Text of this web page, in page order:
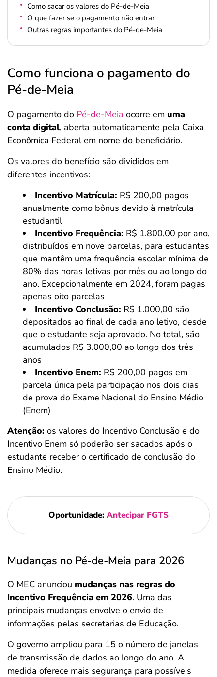
Como sacar os valores do Pé-de-Meia
O que fazer se o pagamento não entrar
Outras regras importantes do Pé-de-Meia
Como funciona o pagamento do
Pé-de-Meia
O pagamento do Pé-de-Meia ocorre em uma
conta digital, aberta automaticamente pela Caixa
Econômica Federal em nome do beneficiário.
Os valores do benefício são divididos em
diferentes incentivos:
Incentivo Matrícula: R$ 200,00 pagos
anualmente como bônus devido à matrícula
estudantil
Incentivo Frequência: R$ 1.800,00 por ano,
distribuídos em nove parcelas, para estudantes
que mantêm uma frequência escolar mínima de
80% das horas letivas por mês ou ao longo do
ano. Excepcionalmente em 2024, foram pagas
apenas oito parcelas
Incentivo Conclusão: R$ 1.000,00 são
depositados ao final de cada ano letivo, desde
que o estudante seja aprovado. No total, são
acumulados R$ 3.000,00 ao longo dos três
anos
Incentivo Enem: R$ 200,00 pagos em
parcela única pela participação nos dois dias
de prova do Exame Nacional do Ensino Médio
(Enem)
Atenção: os valores do Incentivo Conclusão e do
Incentivo Enem só poderão ser sacados após o
estudante receber o certificado de conclusão do
Ensino Médio.
Oportunidade: Antecipar FGTS
Mudanças no Pé-de-Meia para 2026
O MEC anunciou mudanças nas regras do
Incentivo Frequência em 2026. Uma das
principais mudanças envolve o envio de
informações pelas secretarias de Educação.
O governo ampliou para 15 o número de janelas
de transmissão de dados ao longo do ano. A
medida oferece mais segurança para possíveis